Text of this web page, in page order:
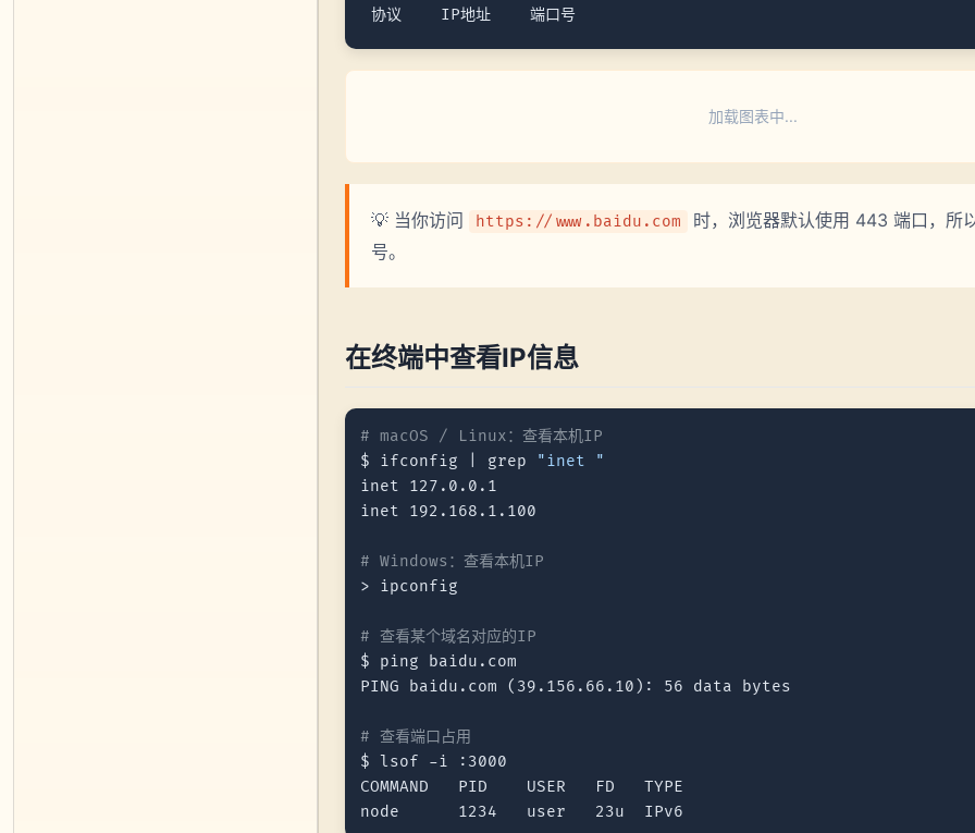
加载图表中...
💡 当你访问 https://www.baidu.com
时，浏览器默认使用 443 端口，所
号。
在终端中查看IP信息
# macOS / Linux：查看本机IP
$ ifconfig | grep
"inet "
inet 127.0.0.1
inet 192.168.1.100
# Windows：查看本机IP
> ipconfig
# 查看某个域名对应的IP
$ ping baidu.com
PING baidu.com (39.156.66.10): 56 data bytes
# 查看端口占用
$ lsof -i :3000
COMMAND   PID    USER   FD   TYPE